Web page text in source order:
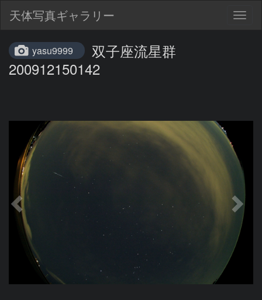
天体写真ギャラリー
yasu9999
双子座流星群
200912150142